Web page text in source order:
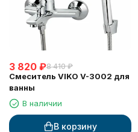
3 820 ₽8 410 ₽
Смеситель VIKO V-3002 для
ванны
В наличии
В корзину